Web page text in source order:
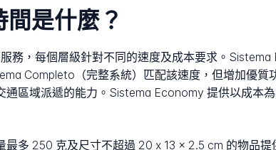
是什麼？
務，每個層級針對不同的速度及成本要求。
Completo（完整系統）匹配該速度，但增加優質
區域派遞的能力。Sistema Economy 提供以成本
多 250 克及尺寸不超過 20 x 13 x 2.5 cm 的物品